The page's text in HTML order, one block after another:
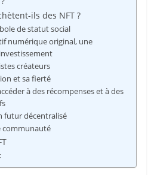
ils des NFT ?
de statut social
numérique original, une
créateurs
et sa fierté
à des récompenses et à des
futur décentralisé
communauté